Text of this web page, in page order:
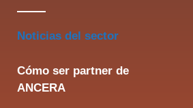
Noticias del sector
Cómo ser partner de
ANCERA